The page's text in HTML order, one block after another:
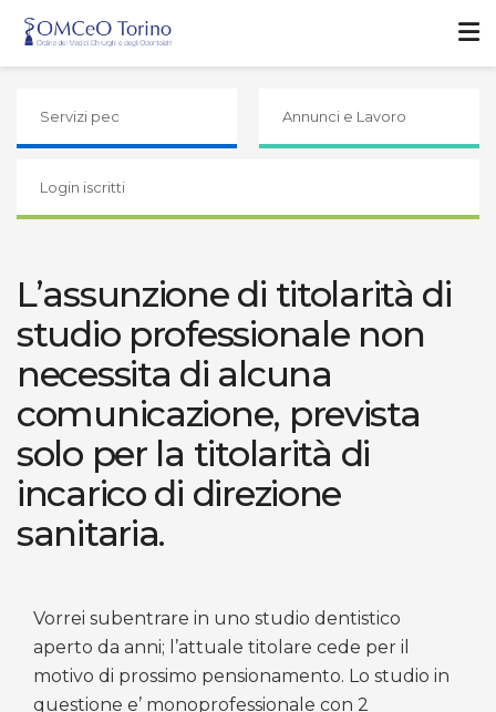
Servizi pec Annunci e Lavoro
Login iscritti
L’assunzione di titolarità di
studio professionale non
necessita di alcuna
comunicazione, prevista
solo per la titolarità di
incarico di direzione
sanitaria.
Vorrei subentrare in uno studio dentistico
aperto da anni; l’attuale titolare cede per il
motivo di prossimo pensionamento. Lo studio in
questione e’ monoprofessionale con 2